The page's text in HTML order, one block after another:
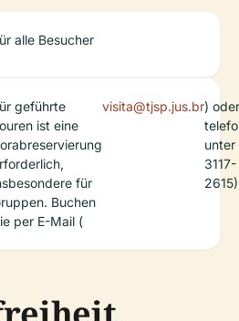
alle Besucher
geführte
ist eine
für
Buchen
per E-Mail (
visita@tjsp.jus.br) oder
unter
3117-